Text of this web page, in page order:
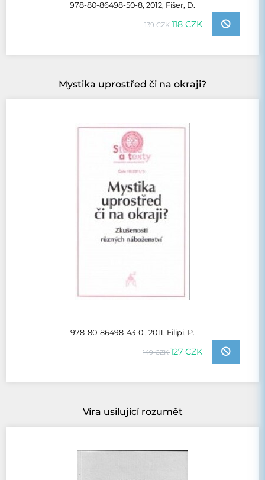
978-80-86498-50-8, 2012, Fišer, D.
139 CZK118 CZK
Mystika uprostřed či na okraji?
978-80-86498-43-0 , 2011, Filipi, P.
149 CZK127 CZK
Víra usilující rozumět